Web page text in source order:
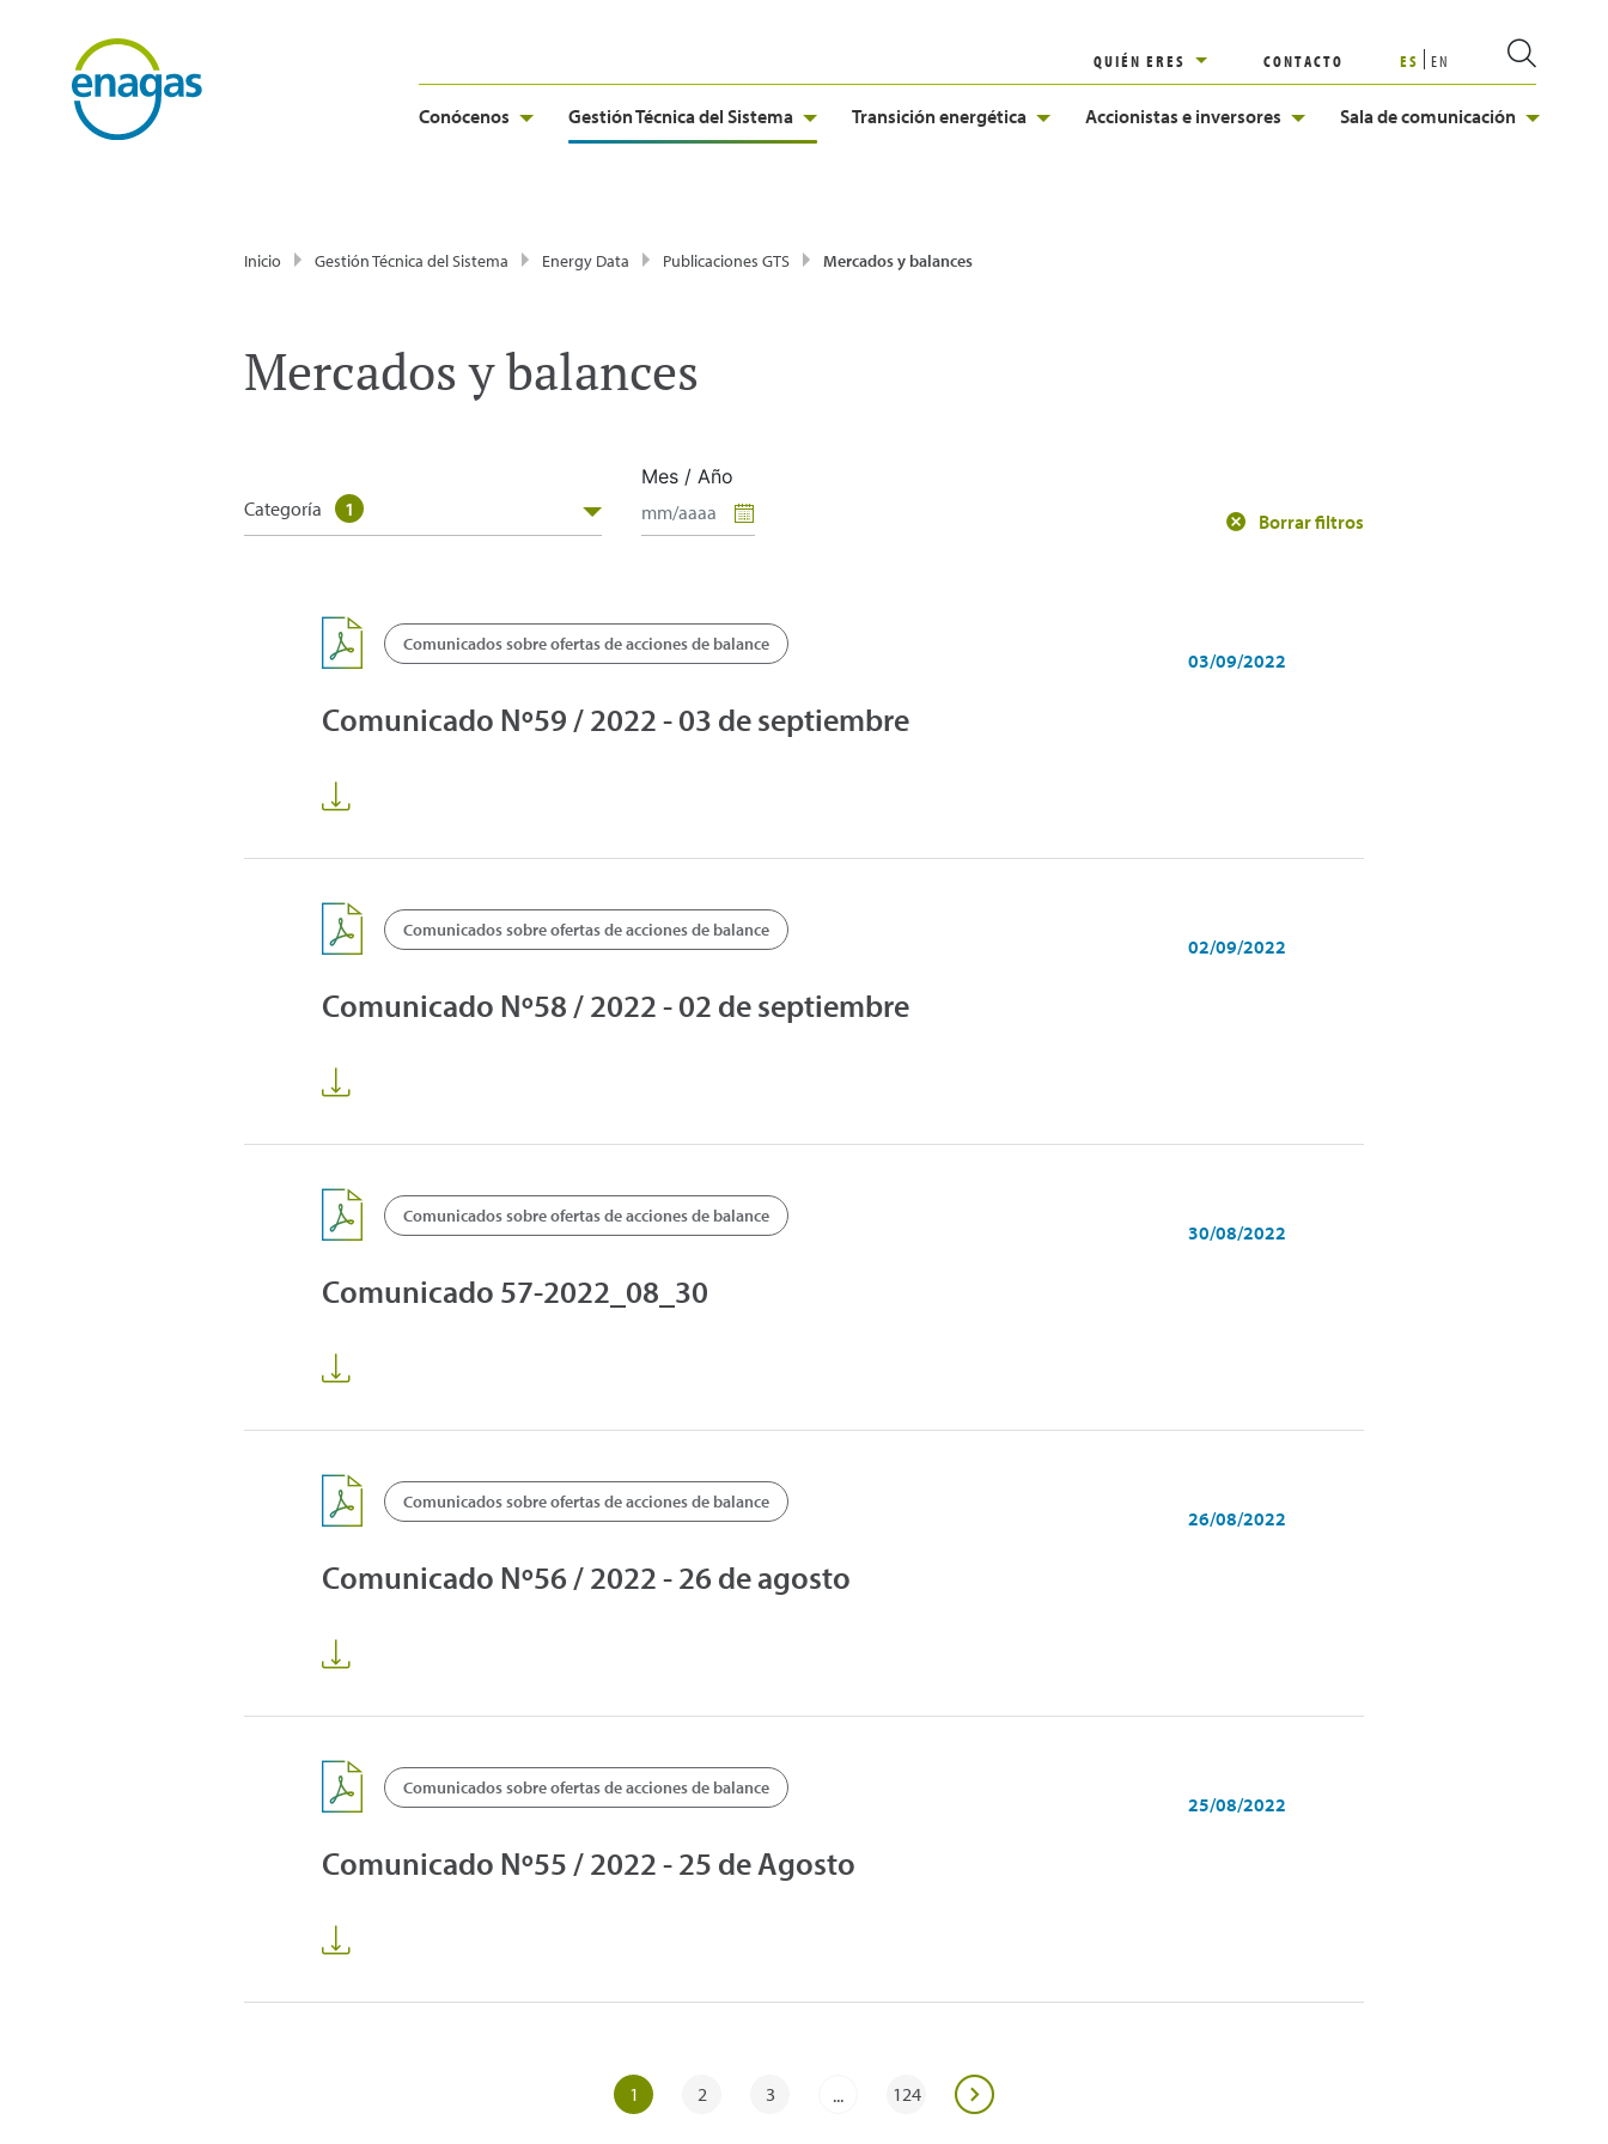
QUIÉN ERES CONTACTO ES EN
Conócenos Gestión Técnica del Sistema Transición energética Accionistas e inversores Sala de comunicación
Inicio Gestión Técnica del Sistema Energy Data Publicaciones GTS Mercados y balances
Mercados y balances
Categoría 1
Mes / Año
Borrar filtros
Comunicados sobre ofertas de acciones de balance
03/09/2022
Comunicado Nº59 / 2022 - 03 de septiembre
Comunicados sobre ofertas de acciones de balance
02/09/2022
Comunicado Nº58 / 2022 - 02 de septiembre
Comunicados sobre ofertas de acciones de balance
30/08/2022
Comunicado 57-2022_08_30
Comunicados sobre ofertas de acciones de balance
26/08/2022
Comunicado Nº56 / 2022 - 26 de agosto
Comunicados sobre ofertas de acciones de balance
25/08/2022
Comunicado Nº55 / 2022 - 25 de Agosto
1 2 3 ... 124